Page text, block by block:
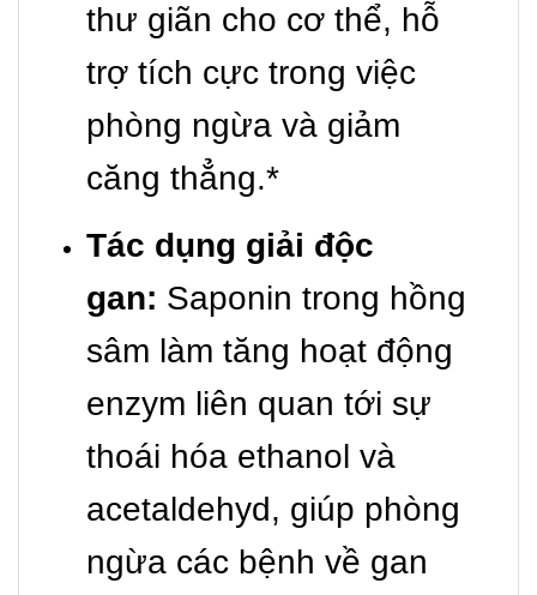
thư giãn cho cơ thể, hỗ
trợ tích cực trong việc
phòng ngừa và giảm
căng thẳng.*
Tác dụng giải độc
gan: Saponin trong hồng
sâm làm tăng hoạt động
enzym liên quan tới sự
thoái hóa ethanol và
acetaldehyd, giúp phòng
ngừa các bệnh về gan